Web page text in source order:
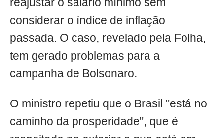
reajustar o salário mínimo sem
considerar o índice de inflação
passada. O caso, revelado pela Folha,
tem gerado problemas para a
campanha de Bolsonaro.
O ministro repetiu que o Brasil "está no
caminho da prosperidade", que é